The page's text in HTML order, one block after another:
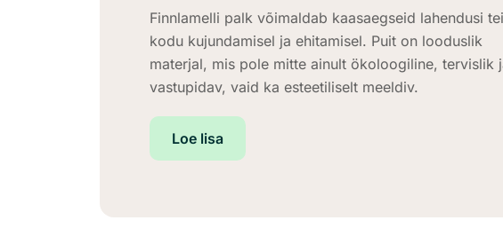
Finnlamelli palk võimaldab kaasaegseid lahendusi
kodu kujundamisel ja ehitamisel. Puit on looduslik
materjal, mis pole mitte ainult ökoloogiline, tervislik
vastupidav, vaid ka esteetiliselt meeldiv.
Loe lisa